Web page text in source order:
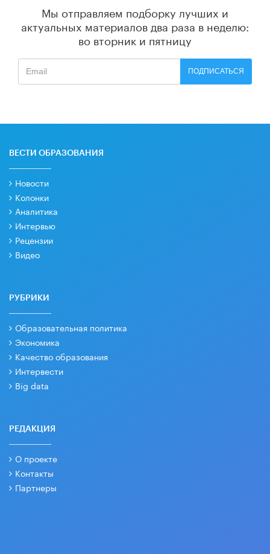
Мы отправляем подборку лучших и
актуальных материалов два раза в неделю:
во вторник и пятницу
ПОДПИСАТЬСЯ
ВЕСТИ ОБРАЗОВАНИЯ
Новости
Колонки
Аналитика
Интервью
Рецензии
Видео
РУБРИКИ
Образовательная политика
Экономика
Качество образования
Интервести
Big data
РЕДАКЦИЯ
О проекте
Контакты
Партнеры